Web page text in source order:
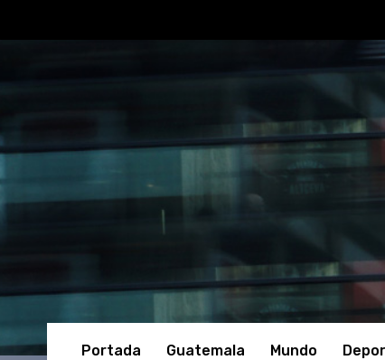
Portada Guatemala Mundo